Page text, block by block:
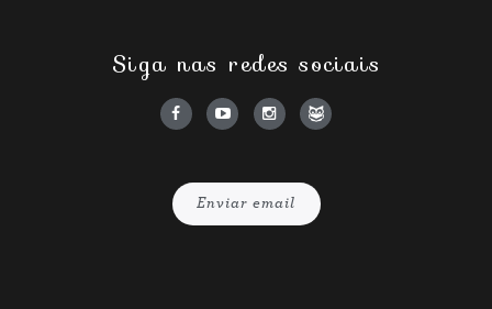
Siga nas redes sociais
Enviar email